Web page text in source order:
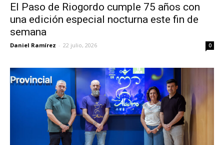
El Paso de Riogordo cumple 75 años con
una edición especial nocturna este fin de
semana
Daniel Ramírez - 22 julio, 2026 0